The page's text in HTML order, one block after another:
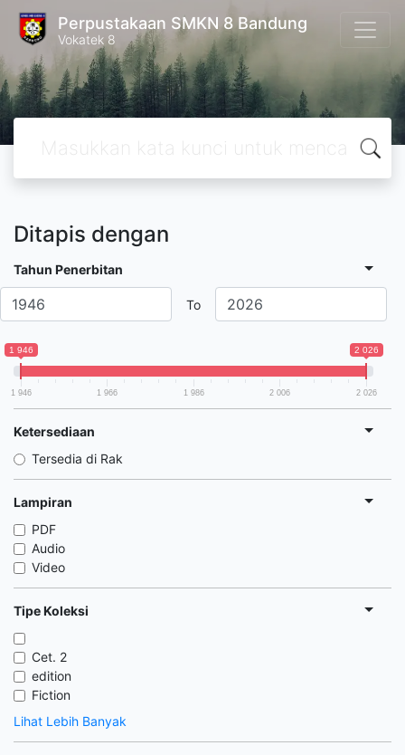
Perpustakaan SMKN 8 Bandung
Vokatek 8
Ditapis dengan
Tahun Penerbitan
To
1 946 2 026
1 946 1 966 1 986 2 006 2 026
Ketersediaan
Tersedia di Rak
Lampiran
PDF
Audio
Video
Tipe Koleksi
Cet. 2
edition
Fiction
Lihat Lebih Banyak